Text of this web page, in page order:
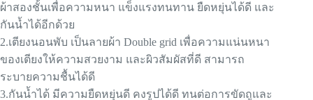
ผ้าสองชั้นเพื่อความหนา แข็งแรงทนทาน ยืดหยุ่นได้ดี และ
กันน้ำได้อีกด้วย
2.เตียงนอนพับ เป็นลายผ้า Double grid เพื่อความแน่นหนา
ของเตียงให้ความสวยงาม และผิวสัมผัสที่ดี สามารถ
ระบายความชื้นได้ดี
3.กันน้ำได้ มีความยืดหยุ่นดี คงรูปได้ดี ทนต่อการขัดถูและ